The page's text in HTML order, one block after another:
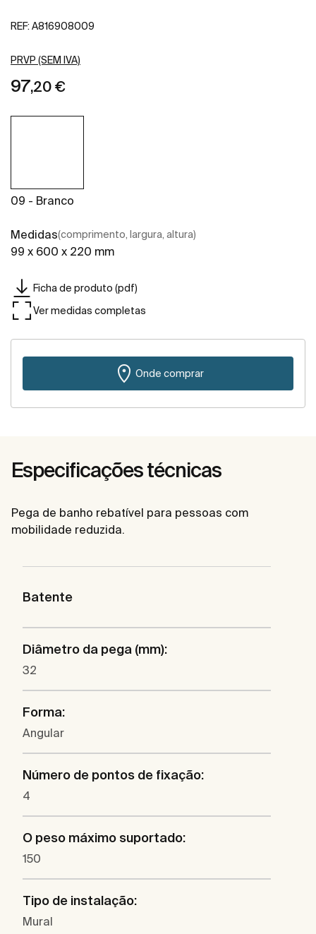
REF: A816908009
PRVP (SEM IVA)
97,20 €
09 - Branco
Medidas(comprimento, largura, altura)
99 x 600 x 220 mm
Ficha de produto (pdf)
Ver medidas completas
Onde comprar
Especificações técnicas
Pega de banho rebatível para pessoas com
mobilidade reduzida.
Batente
Diâmetro da pega (mm):
32
Forma:
Angular
Número de pontos de fixação:
4
O peso máximo suportado:
150
Tipo de instalação:
Mural